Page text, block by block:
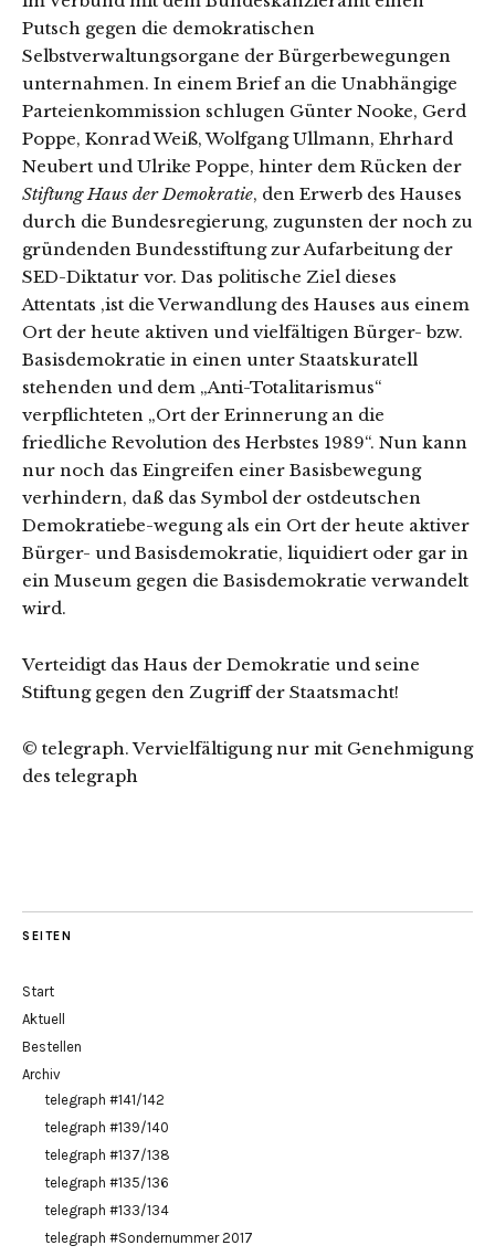
Putsch gegen die demokratischen
Selbstverwaltungsorgane der Bürgerbewegungen
unternahmen. In einem Brief an die Unabhängige
Parteienkommission schlugen Günter Nooke, Gerd
Poppe, Konrad Weiß, Wolfgang Ullmann, Ehrhard
Neubert und Ulrike Poppe, hinter dem Rücken der
Stiftung Haus der Demokratie, den Erwerb des Hauses
durch die Bundesregierung, zugunsten der noch zu
gründenden Bundesstiftung zur Aufarbeitung der
SED-Diktatur vor. Das politische Ziel dieses
Attentats ,ist die Verwandlung des Hauses aus einem
Ort der heute aktiven und vielfältigen Bürger- bzw.
Basisdemokratie in einen unter Staatskuratell
stehenden und dem „Anti-Totalitarismus“
verpflichteten „Ort der Erinnerung an die
friedliche Revolution des Herbstes 1989“. Nun kann
nur noch das Eingreifen einer Basisbewegung
verhindern, daß das Symbol der ostdeutschen
Demokratiebe-wegung als ein Ort der heute aktiver
Bürger- und Basisdemokratie, liquidiert oder gar in
ein Museum gegen die Basisdemokratie verwandelt
wird.
Verteidigt das Haus der Demokratie und seine
Stiftung gegen den Zugriff der Staatsmacht!
© telegraph. Vervielfältigung nur mit Genehmigung
des telegraph
SEITEN
Start
Aktuell
Bestellen
Archiv
telegraph #141/142
telegraph #139/140
telegraph #137/138
telegraph #135/136
telegraph #133/134
telegraph #Sondernummer 2017